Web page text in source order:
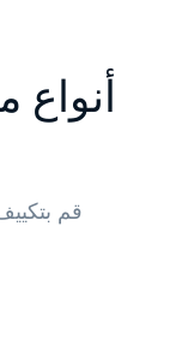
أنواع
قم